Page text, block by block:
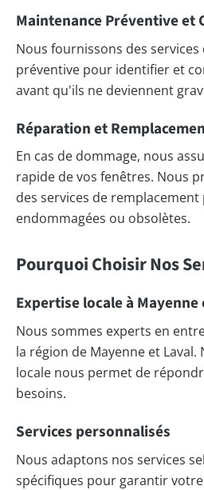
Maintenance Préventive et
Nous fournissons des
préventive pour identifier et
avant qu'ils ne deviennent
Réparation et
En cas de dommage, nous
rapide de vos fenêtres. Nous
des services de
endommagées ou obsolètes.
Pourquoi Choisir Nos
Expertise locale à Mayenne
Nous sommes experts en
la région de Mayenne et
locale nous permet de
besoins.
Services personnalisés
Nous adaptons nos services
spécifiques pour garantir